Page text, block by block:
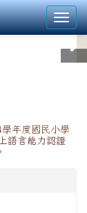
年度國民小學
語言能力認證